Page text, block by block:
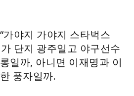
가야지 가야지 스타벅스
단지 광주일고 야구선수
일까, 아니면 이재명과 이
풍자일까.